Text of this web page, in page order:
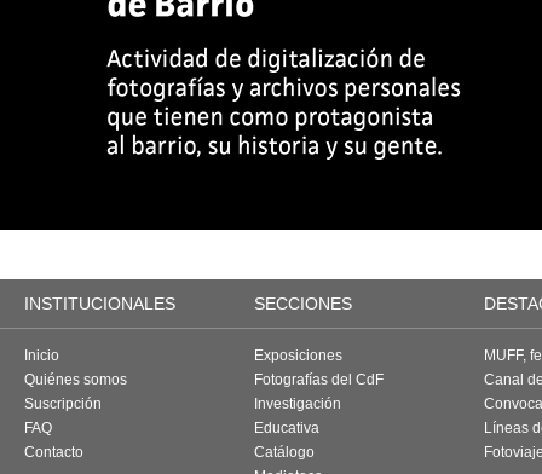
INSTITUCIONALES SECCIONES
Inicio
Quiénes somos
Suscripción
FAQ
Contacto
Exposiciones
Fotografías del CdF
Investigación
Educativa
Catálogo
MUFF,
Canal
Líneas